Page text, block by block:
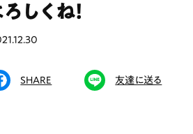
# スイーツ
しくね！
SHARE 友達に送る